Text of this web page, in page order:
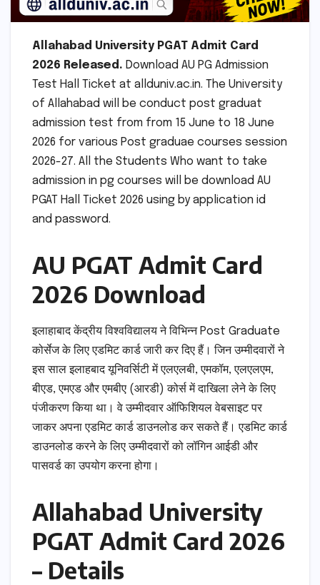
Allahabad University PGAT Admit Card
2026 Released. Download AU PG Admission
Test Hall Ticket at allduniv.ac.in. The University
of Allahabad will be conduct post graduat
admission test from from 15 June to 18 June
2026 for various Post graduae courses session
2026-27. All the Students Who want to take
admission in pg courses will be download AU
PGAT Hall Ticket 2026 using by application id
and password.
AU PGAT Admit Card
2026 Download
इलाहाबाद केंद्रीय विश्वविद्यालय ने विभिन्न Post Graduate
कोर्सेज के लिए एडमिट कार्ड जारी कर दिए हैं। जिन उम्मीदवारों ने
इस साल इलाहबाद यूनिवर्सिटी में एलएलबी, एमकॉम, एलएलएम,
बीएड, एमएड और एमबीए (आरडी) कोर्स में दाखिला लेने के लिए
पंजीकरण किया था। वे उम्मीदवार ऑफिशियल वेबसाइट पर
जाकर अपना एडमिट कार्ड डाउनलोड कर सकते हैं। एडमिट कार्ड
डाउनलोड करने के लिए उम्मीदवारों को लॉगिन आईडी और
पासवर्ड का उपयोग करना होगा।
Allahabad University
PGAT Admit Card 2026
– Details